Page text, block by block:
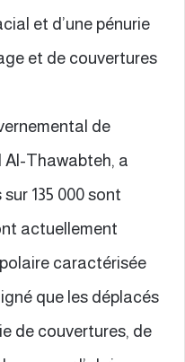
et d’une pénurie
et de couvertures
de
Al-Thawabteh, a
135 000 sont
actuellement
caractérisée
que les déplacés
de couvertures, de